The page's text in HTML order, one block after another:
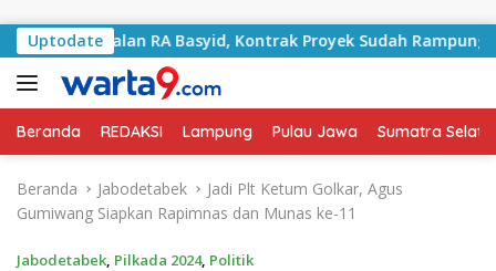
Uptodate
Jalan RA Basyid, Kontrak Proyek Sudah Rampung
Beranda REDAKSI Lampung Pulau Jawa Sumatra
Beranda Jabodetabek
Jadi Plt Ketum Golkar, Agus
Gumiwang Siapkan Rapimnas dan Munas ke-11
Jabodetabek, Pilkada 2024, Politik